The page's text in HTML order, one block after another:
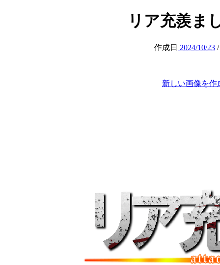
リア充羨ま
作成日 2024/10/23
新しい画像を作